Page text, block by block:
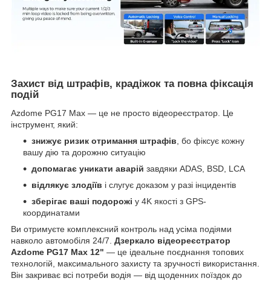
Захист від штрафів, крадіжок та повна фіксація
подій
Azdome PG17 Max — це не просто відеореєстратор. Це
інструмент, який:
знижує ризик отримання штрафів , бо фіксує кожну
вашу дію та дорожню ситуацію
допомагає уникати аварій завдяки ADAS, BSD, LCA
відлякує злодіїв і слугує доказом у разі інцидентів
зберігає ваші подорожі у 4K якості з GPS-
координатами
Ви отримуєте комплексний контроль над усіма подіями
навколо автомобіля 24/7. Дзеркало відеореєстратор
Azdome PG17 Max 12" — це ідеальне поєднання топових
технологій, максимального захисту та зручності використання.
Він закриває всі потреби водія — від щоденних поїздок до